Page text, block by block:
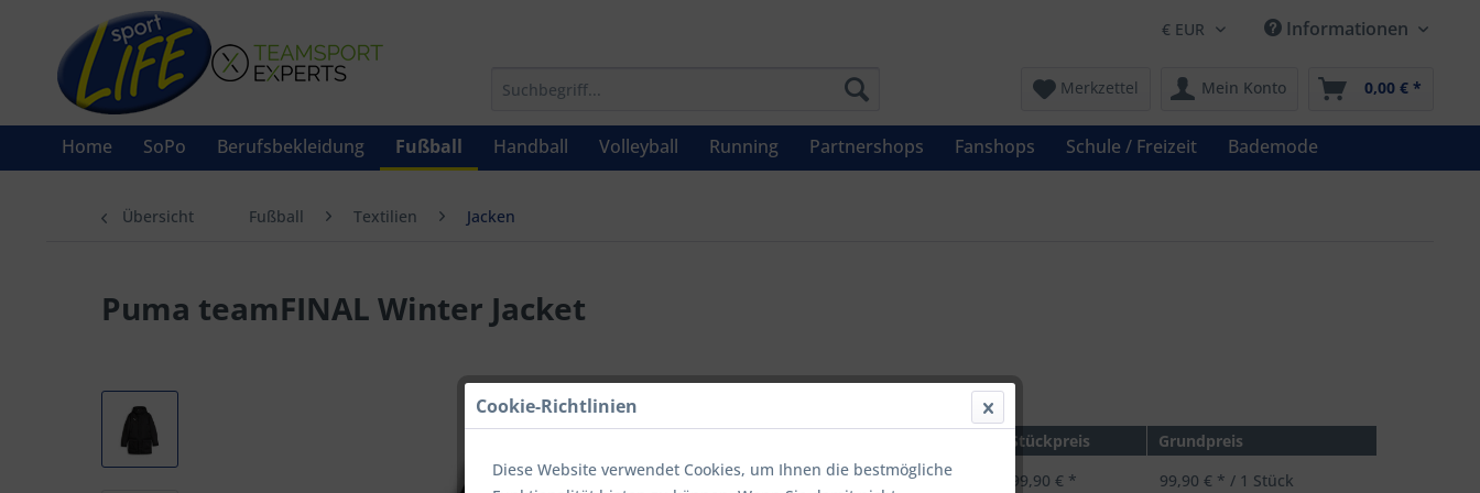
Informationen
Merkzettel Mein Konto 0,00 € *
Home SoPo Berufsbekleidung Fußball Handball Volleyball Running Partnershops Fanshops Schule / Freizeit Bademode
Übersicht Fußball Textilien Jacken
Puma teamFINAL Winter Jacket
UVP: 129,95 € *
Stückpreis
Grundpreis
bis9 99,90 € * 99,90 € * / 1 Stück
Cookie-Richtlinien
Diese Website verwendet Cookies, um Ihnen die bestmögliche